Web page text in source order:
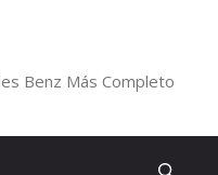
Benz Más Completo